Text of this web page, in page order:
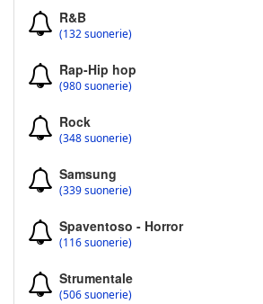
R&B
(132 suonerie)
Rap-Hip hop
(980 suonerie)
Rock
(348 suonerie)
Samsung
(339 suonerie)
Spaventoso - Horror
(116 suonerie)
Strumentale
(506 suonerie)